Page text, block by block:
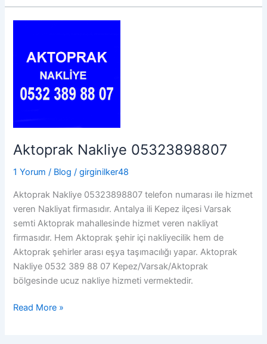
05323898807
Aktoprak Nakliye 05323898807
1 Yorum / Blog /girginilker48
Aktoprak Nakliye 05323898807 telefon numarası ile hizmet
veren Nakliyat firmasıdır. Antalya ili Kepez ilçesi Varsak
semti Aktoprak mahallesinde hizmet veren nakliyat
firmasıdır. Hem Aktoprak şehir içi nakliyecilik hem de
Aktoprak şehirler arası eşya taşımacılığı yapar. Aktoprak
Nakliye 0532 389 88 07 Kepez/Varsak/Aktoprak
bölgesinde ucuz nakliye hizmeti vermektedir.
Aktoprak
Read More »